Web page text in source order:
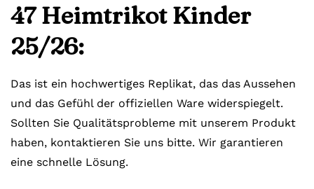
47 Heimtrikot Kinder
25/26:
Das ist ein hochwertiges Replikat, das das Aussehen
und das Gefühl der offiziellen Ware widerspiegelt.
Sollten Sie Qualitätsprobleme mit unserem Produkt
haben, kontaktieren Sie uns bitte. Wir garantieren
eine schnelle Lösung.